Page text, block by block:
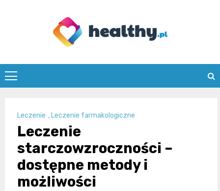
healthy.pl
Leczenie ,Leczenie farmakologiczne
Leczenie
starczowzroczności –
dostępne metody i
możliwości